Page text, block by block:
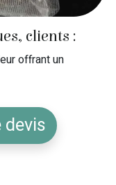
clients :
offrant un
devis​